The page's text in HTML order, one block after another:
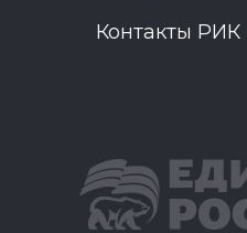
Контакты РИК